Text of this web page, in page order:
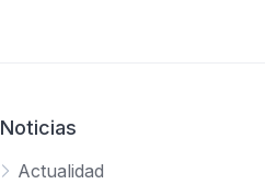
Noticias
Actualidad